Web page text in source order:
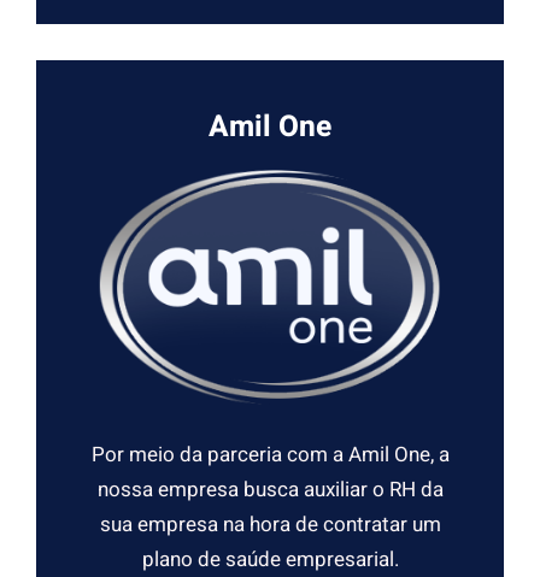
Amil One
Por meio da parceria com a Amil One, a
nossa empresa busca auxiliar o RH da
sua empresa na hora de contratar um
plano de saúde empresarial.